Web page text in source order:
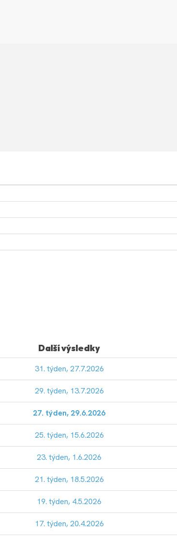
Další výsledky
31. týden, 27.7.2026
29. týden, 13.7.2026
27. týden, 29.6.2026
25. týden, 15.6.2026
23. týden, 1.6.2026
21. týden, 18.5.2026
19. týden, 4.5.2026
17. týden, 20.4.2026